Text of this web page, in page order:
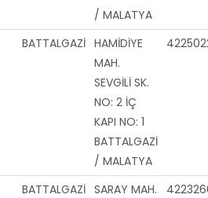
/ MALATYA
BATTALGAZİ HAMİDİYE
MAH.
SEVGİLİ SK.
NO: 2 İÇ
KAPI NO: 1
BATTALGAZİ
/ MALATYA
BATTALGAZİ SARAY MAH.